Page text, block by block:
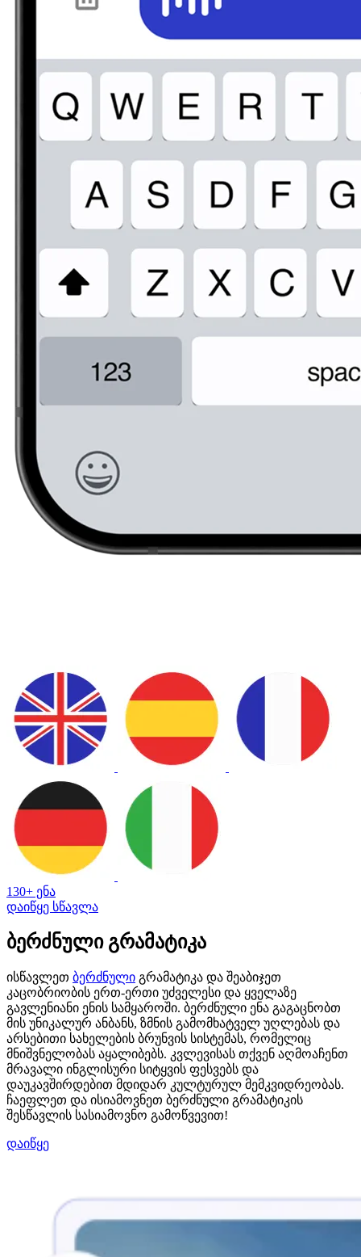
130+ ენა
დაიწყე სწავლა
ბერძნული გრამატიკა
ისწავლეთ ბერძნული გრამატიკა და შეაბიჯეთ
კაცობრიობის ერთ-ერთი უძველესი და ყველაზე
გავლენიანი ენის სამყაროში. ბერძნული ენა გაგაცნობთ
მის უნიკალურ ანბანს, ზმნის გამომხატველ უღლებას და
არსებითი სახელების ბრუნვის სისტემას, რომელიც
მნიშვნელობას აყალიბებს. კვლევისას თქვენ აღმოაჩენთ
მრავალი ინგლისური სიტყვის ფესვებს და
დაუკავშირდებით მდიდარ კულტურულ მემკვიდრეობას.
ჩაეფლეთ და ისიამოვნეთ ბერძნული გრამატიკის
შესწავლის სასიამოვნო გამოწვევით!
დაიწყე